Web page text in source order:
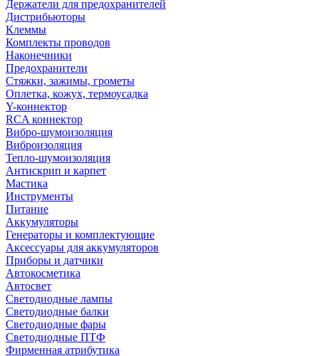
Держатели для предохранителей
Дистрибьюторы
Клеммы
Комплекты проводов
Наконечники
Предохранители
Стяжки, зажимы, грометы
Оплетка, кожух, термоусадка
Y-коннектор
RCA коннектор
Вибро-шумоизоляция
Виброизоляция
Тепло-шумоизоляция
Антискрип и карпет
Мастика
Инструменты
Питание
Аккумуляторы
Генераторы и комплектующие
Аксессуары для аккумуляторов
Приборы и датчики
Автокосметика
Автосвет
Светодиодные лампы
Светодиодные балки
Светодиодные фары
Светодиодные ПТФ
Фирменная атрибутика